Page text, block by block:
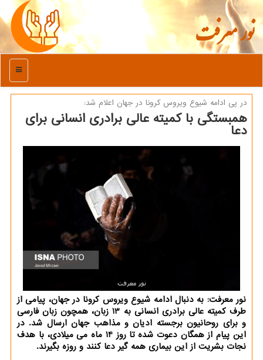
نور معرفت
منو
در پی ادامه شیوع ویروس كرونا در جهان اعلام شد:
همبستگی با كمیته عالی برادری انسانی برای
دعا
نور معرفت: به دنبال ادامه شیوع ویروس كرونا در جهان، پیامی از
طرف كمیته عالی برادری انسانی به 13 زبان، همچون زبان فارسی
و برای روحانیون برجسته ادیان و مذاهب جهان ارسال شد. در
این پیام از همگان دعوت شده تا روز 14 ماه می میلادی، با هدف
نجات بشریت از این بیماری همه گیر دعا كنند و روزه بگیرند.